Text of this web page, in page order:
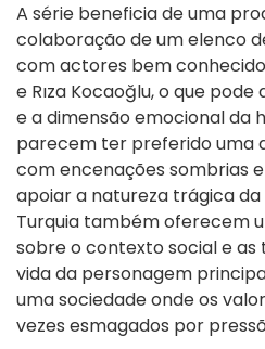
A série beneficia de uma
colaboração de um elenco
com actores bem
e Rıza Kocaoğlu, o que
e a dimensão emocional da
parecem ter preferido uma
com encenações sombrias
apoiar a natureza trágica da
Turquia também oferecem
sobre o contexto social e as
vida da personagem
uma sociedade onde os
vezes esmagados por